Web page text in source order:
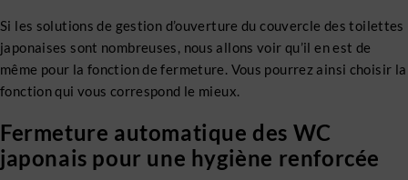
Si les solutions de gestion d’ouverture du couvercle des toilettes
japonaises sont nombreuses, nous allons voir qu’il en est de
même pour la fonction de fermeture. Vous pourrez ainsi choisir la
fonction qui vous correspond le mieux.
Fermeture automatique des WC
japonais pour une hygiène renforcée